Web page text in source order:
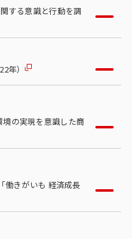
する意識と行動を調
年）
の実現を意識した商
働きがいも 経済成長